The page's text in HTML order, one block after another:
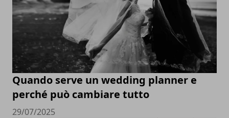
Quando serve un wedding planner e
perché può cambiare tutto
29/07/2025